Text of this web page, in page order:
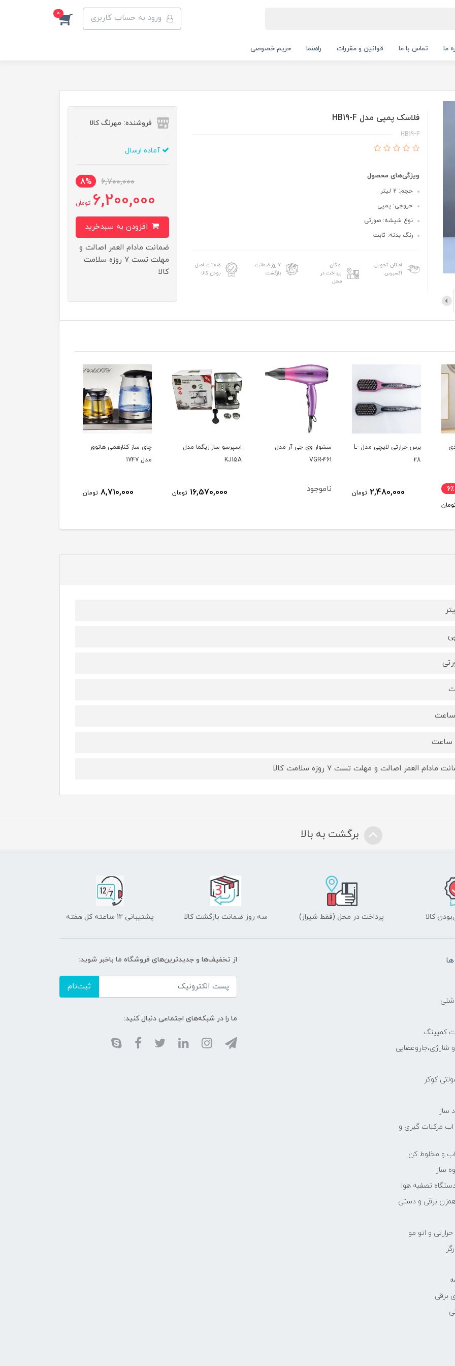
ورود به حساب کاربری 0
ما تماس با ما قوانین و مقررات راهنما حریم خصوصی
فلاسک پمپی مدل HB19-F
HB19-F
ویژگی‌های محصول
حجم: 2 لیتر
خروجی: پمپی
نوع شیشه: صورتی
رنگ بدنه: ثابت
امکان تحویل
اکسپرس
امکان
پرداخت در
محل
۷ روز ضمانت
بازگشت
ضمانت اصل
بودن کالا
فروشنده: مهرنگ کالا
آماده ارسال
6,700,000
8%
6,200,000 تومان
ضمانت مادام العمر اصالت و
مهلت تست ۷ روزه سلامت
کالا
سشوار وی جی آر مدل
VGR-461
ناموجود
اسپرسو ساز زیگما مدل
KJ15A
16,570,000
چای ساز کنارهمی هانوور
مدل 1747
8,710,000 تومان
آبسردکن توشیبا مدل
RWF-W1766TU(K)
ناموجود
مادام العمر اصالت و مهلت تست ۷ روزه سلامت کالا
برگشت به بالا
کالا پرداخت در محل (فقط شیراز) سه روز ضمانت بازگشت کالا پشتیبانی 12 ساعته کل هفته
کمپینگ
شارژی،جاروعصایی
کوکر
ساز
اب مرکبات گیری و
و مخلوط کن
ساز
تصفیه هوا
برقی و دستی
و اتو مو
برقی
از تخفیف‌ها و جدیدترین‌های فروشگاه ما باخبر شوید:
ثبت‌نام
ما را در شبکه‌های اجتماعی دنبال کنید: